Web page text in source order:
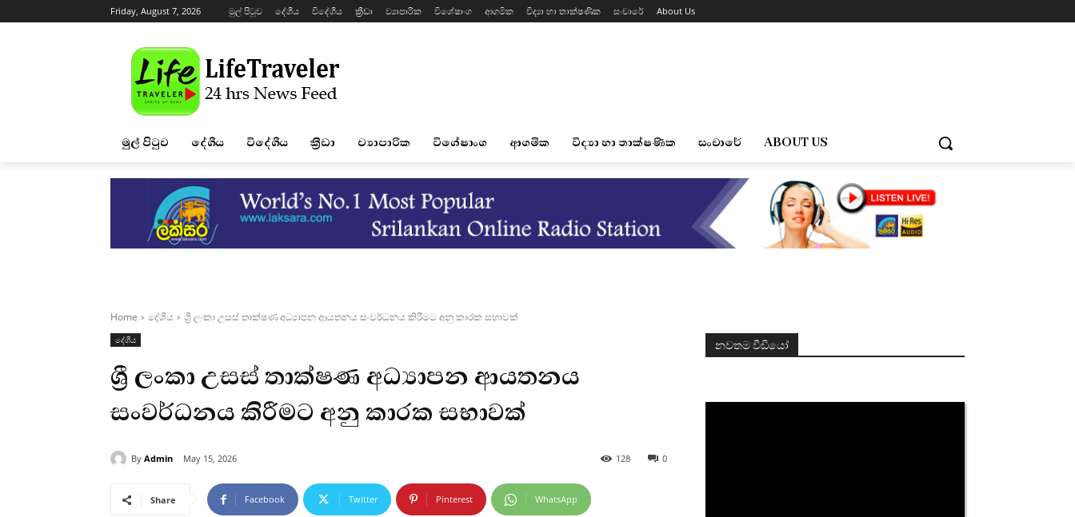
Friday, August 7, 2026 මුල් පිටුව දේශීය විදේශීය ක්‍රීඩා ව්‍යාපාරික විශේෂාංග ආගමික විද්‍යා හා තාක්ෂණික සංචාරේ About Us
මුල් පිටුව දේශීය විදේශීය ක්‍රීඩා ව්‍යාපාරික විශේෂාංග ආගමික විද්‍යා හා තාක්ෂණික සංචාරේ ABOUT US
Home දේශීය ශ්‍රී ලංකා උසස් තාක්ෂණ අධ්‍යාපන ආයතනය සංවර්ධනය කිරීමට අනු කාරක සභාවක්
දේශීය
ශ්‍රී ලංකා උසස් තාක්ෂණ අධ්‍යාපන ආයතනය
සංවර්ධනය කිරීමට අනු කාරක සභාවක්
By Admin May 15, 2026 0
128
Share Facebook Twitter Pinterest WhatsApp
නවතම වීඩියෝ